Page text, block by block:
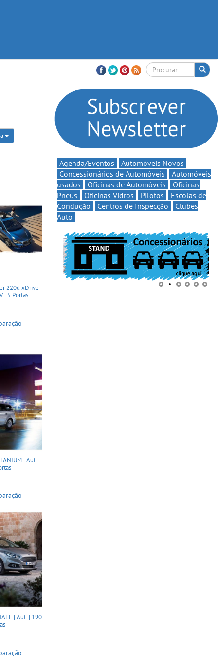
220d xDrive
| 5 Portas
| Aut. |
| Aut. | 190
Agenda/Eventos
Automóveis Novos
Concessionários de Automóveis
Automóveis
usados
Oficinas de Automóveis
Oficinas
Pneus
Oficinas Vidros Pilotos
Escolas de
Condução
Centros de Inspecção
Clubes
Auto